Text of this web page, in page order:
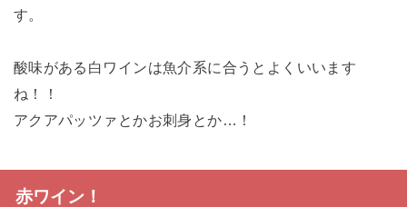
す。
酸味がある白ワインは魚介系に合うとよくいいます
ね！！
アクアパッツァとかお刺身とか…！
赤ワイン！